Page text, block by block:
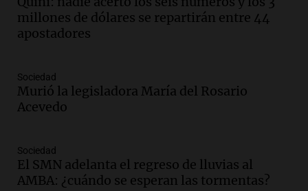
Audio.Kicillof critica la desregulación
financiera y el aumento de la morosidad
Episodios
Audio.La UNT evalúa apelación ante la
Corte Suprema tras fallo que aparta a
Episodios
Audio.El cardenal Ángel Rossi advirtió
millones de dólares se repartirán entre 44
apostadores
Sociedad
Murió la legisladora María del Rosario
Acevedo
Sociedad
El SMN adelanta el regreso de lluvias al
AMBA: ¿cuándo se esperan las tormentas?